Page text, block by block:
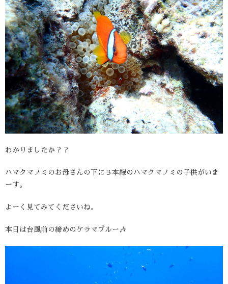
わかりましたか？？
ハマクマノミのお母さんの下に３本線のハマクマノミの子供がいま
ーす。
よーく見てみてくださいね。
本日は台風前の締めのケラマブルー🎶